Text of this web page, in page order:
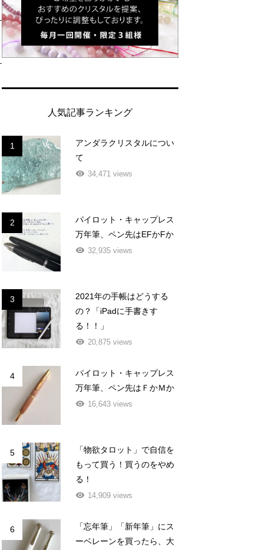
人気記事ランキング
1
アンダラクリスタルについ
て
34,471 views
2
パイロット・キャップレス
万年筆、ペン先はEFかFか
32,935 views
3
2021年の手帳はどうする
の？「iPadに手書きす
る！！」
20,875 views
4
パイロット・キャップレス
万年筆、ペン先はＦかＭか
16,643 views
5
「物欲タロット」で自信を
もって買う！買うのをやめ
る！
14,909 views
6
「忘年筆」「新年筆」にス
ーベレーンを買ったら、大